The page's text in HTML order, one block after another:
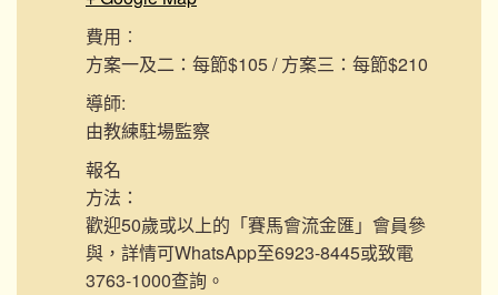
費用︰
方案一及二：每節$105 / 方案三：每節$210
導師:
由教練駐場監察
報名
方法：
歡迎50歲或以上的「賽馬會流金匯」會員參
與，詳情可WhatsApp至6923-8445或致電
3763-1000查詢。